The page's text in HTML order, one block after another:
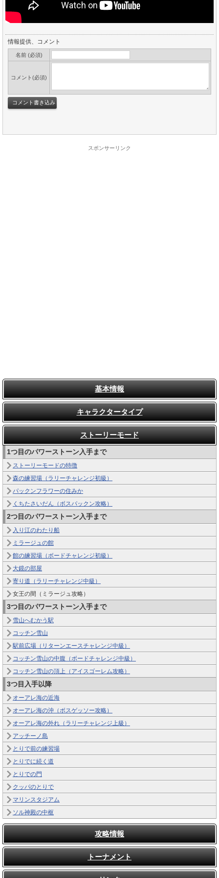
情報提供、コメント
名前 (必須)
コメント(必須)
スポンサーリンク
基本情報
キャラクタータイプ
ストーリーモード
1つ目のパワーストーン入手まで
ストーリーモードの特徴
森の練習場（ラリーチャレンジ初級）
パックンフラワーの住みか
くちたさいだん（ボスパックン攻略）
2つ目のパワーストーン入手まで
入り江のわたり船
ミラージュの館
館の練習場（ボードチャレンジ初級）
大鏡の部屋
寄り道（ラリーチャレンジ中級）
女王の間（ミラージュ攻略）
3つ目のパワーストーン入手まで
雪山へむかう駅
コッチン雪山
駅前広場（リターンエースチャレンジ中級）
コッチン雪山の中腹（ボードチャレンジ中級）
コッチン雪山の頂上（アイスゴーレム攻略）
3つ目入手以降
オーアレ海の近海
オーアレ海の沖（ボスゲッソー攻略）
オーアレ海の外れ（ラリーチャレンジ上級）
アッチーノ島
とりで前の練習場
とりでに続く道
とりでの門
クッパのとりで
マリンスタジアム
ソル神殿の中枢
攻略情報
トーナメント